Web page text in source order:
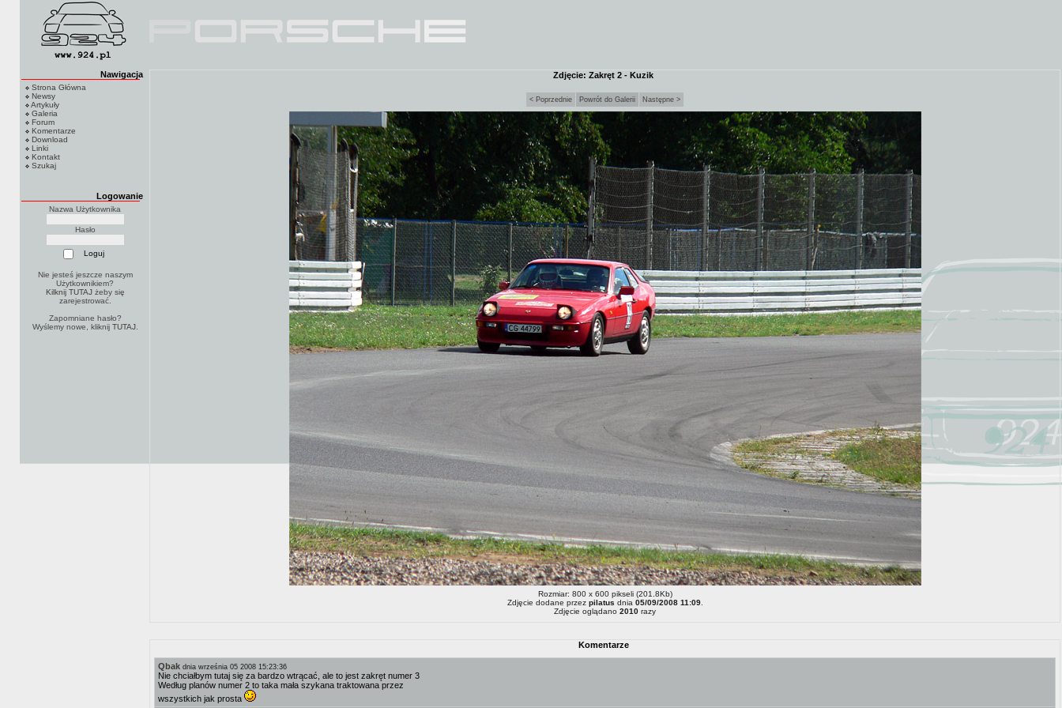
Nawigacja
Strona Główna
Newsy
Artykuły
Galeria
Forum
Komentarze
Download
Linki
Kontakt
Szukaj
Logowanie
Nazwa Użytkownika
Hasło
Nie jesteś jeszcze naszym
Użytkownikiem?
Kilknij TUTAJżeby się
zarejestrować.
Zapomniane hasło?
Wyślemy nowe, kliknij TUTAJ.
Zdjęcie: Zakręt 2 - Kuzik
< Poprzednie Powrót do Galerii Następne >
Rozmiar: 800 x 600 pikseli (201.8Kb)
Zdjęcie dodane przez pilatus dnia 05/09/2008 11:09.
Zdjęcie oglądano 2010 razy
Komentarze
Qbak dnia września 05 2008 15:23:36
Nie chciałbym tutaj się za bardzo wtrącać, ale to jest zakręt numer 3
Według planów numer 2 to taka mała szykana traktowana przez
wszystkich jak prosta